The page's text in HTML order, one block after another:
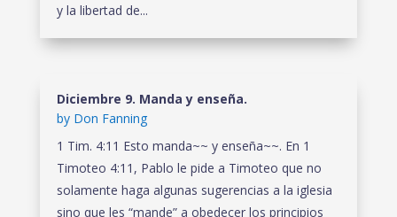
y la libertad de...
Diciembre 9. Manda y enseña.
by Don Fanning
1 Tim. 4:11 Esto manda~~ y enseña~~. En 1
Timoteo 4:11, Pablo le pide a Timoteo que no
solamente haga algunas sugerencias a la iglesia
sino que les “mande” a obedecer los principios